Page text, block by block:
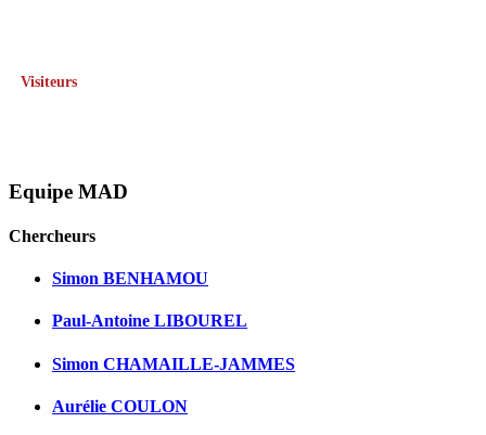
Visiteurs
Equipe MAD
Chercheurs
Simon BENHAMOU
Paul-Antoine LIBOUREL
Simon CHAMAILLE-JAMMES
Aurélie COULON